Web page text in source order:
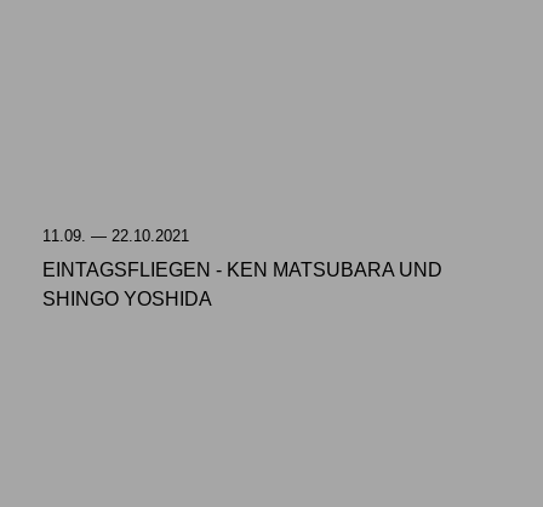
11.09. — 22.10.2021
EINTAGSFLIEGEN - KEN MATSUBARA UND
SHINGO YOSHIDA